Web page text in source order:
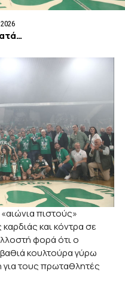
πιστούς»
και κόντρα σε
φορά ότι ο
κουλτούρα γύρω
τους πρωταθλητές